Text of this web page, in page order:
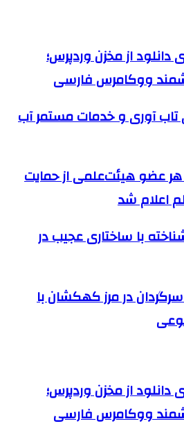
از مخزن وردپرس؛
ووکامرس فارسی
تاب آوری و خدمات مستمر آب
عضو هیئت‌علمی از حمایت
اعلام شد
با ساختاری عجیب در
در مرز کهکشان با
از مخزن وردپرس؛
ووکامرس فارسی